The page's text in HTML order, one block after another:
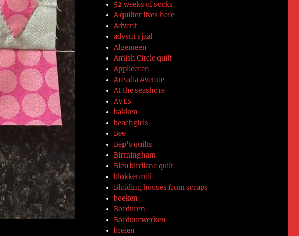
52 weeks of socks
A quilter lives here
Advent
advent sjaal
Algemeen
Amish Circle quilt
Appliceren
Arcadia Avenue
At the seashore
AVES
bakken
beachgirls
Bee
Bep's quilts
Birmingham
Bleu birdlane quilt.
blokkenruil
Bluiding houses from scraps
boeken
Borduren
Borduurwerken
breien